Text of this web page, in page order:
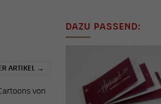
ARTIKEL →
von
DAZU PASSEND: